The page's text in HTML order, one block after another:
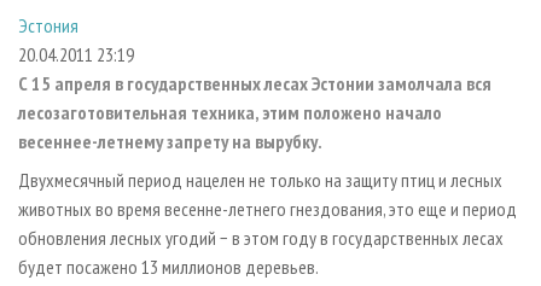
СУШКА ДРЕВЕСИНЫ
ПРОИЗВОДСТВО ДРЕВЕСНЫХ ПЛИТ
ДЕРЕВЯННОЕ ДОМОСТРОЕНИЕ
ПРОИЗВОДСТВО МЕБЕЛИ
БИОЭНЕРГЕТИКА
ЦБП
ПЕРСОНЫ
МОБИЛЬНЫЕ ВЫСТАВКИ
ПРИОРИТЕТНЫЕ ИНВЕСТПРОЕКТЫ
RUSSIAN FORESTRY REVIEW
ГАЗЕТА ЛЕСПРОМФОРУМ
КОНТАКТЫ
РЕКЛАМОДАТЕЛЯМ
РЕКЛАМА
РЕКЛАМА НА САЙТЕ
Эстония
20.04.2011 23:19
С 15 апреля в государственных лесах Эстонии замолчала вся
лесозаготовительная техника, этим положено начало
весеннее-летнему запрету на вырубку.
Двухмесячный период нацелен не только на защиту птиц и лесных
животных во время весенне-летнего гнездования, это еще и период
обновления лесных угодий − в этом году в государственных лесах
будет посажено 13 миллионов деревьев.